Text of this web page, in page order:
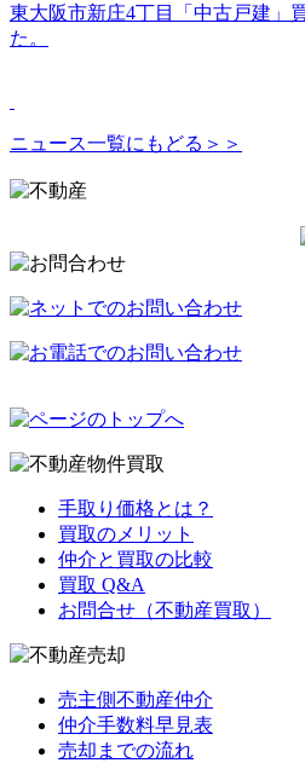
東大阪市新庄4丁目「中古戸建」
た。
ニュース一覧にもどる＞＞
手取り価格とは？
買取のメリット
仲介と買取の比較
買取 Q&A
お問合せ（不動産買取）
売主側不動産仲介
仲介手数料早見表
売却までの流れ